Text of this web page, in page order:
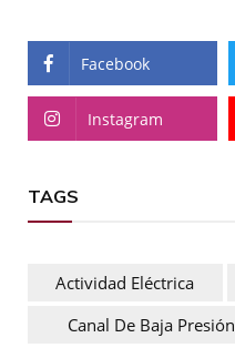
Facebook
Instagram
TAGS
Actividad Eléctrica
Canal De Baja Presión